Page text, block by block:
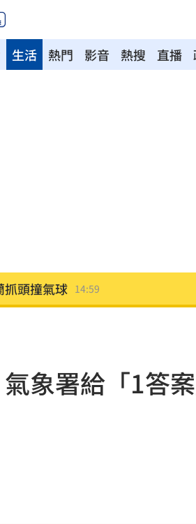
熱門 影音 熱搜 直播
生活
頭撞氣球 14:59
悲曝這原因
受惠 14:53
一看都嚇傻
AI破億神劇
下到發紫」
象署給「1答